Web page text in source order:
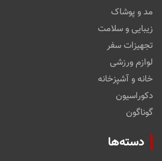
مد و پوشاک
زیبایی و سلامت
تجهیزات سفر
لوازم ورزشی
خانه و آشپزخانه
دکوراسیون
گوناگون
دسته‌ها